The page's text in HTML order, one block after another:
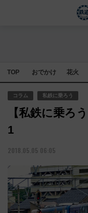
TOP おでかけ 花火
コラム 私鉄に乗ろう
【私鉄に乗ろ
1
2018.05.05 06:05